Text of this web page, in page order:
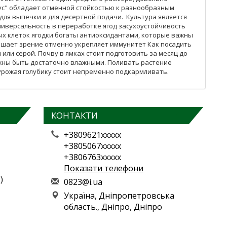
обладает отменной стойкостью к разнообразным
выпечки и для десертной подачи. Культура является
в переработке ягод засухоустойчивость
клеток ягодки богаты антиоксидантами, которые важны
зрение отменно укрепляет иммунитет Как посадить
серой. Почву в ямках стоит подготовить за месяц до
быть достаточно влажными. Поливать растение
голубику стоит непременно подкармливать.
КОНТАКТИ
+3809621xxxxx
+3805067xxxxx
+3806763xxxxx
Показати телефони
0823@i.ua
Україна, Дніпропетровська
область., Дніпро, Дніпро